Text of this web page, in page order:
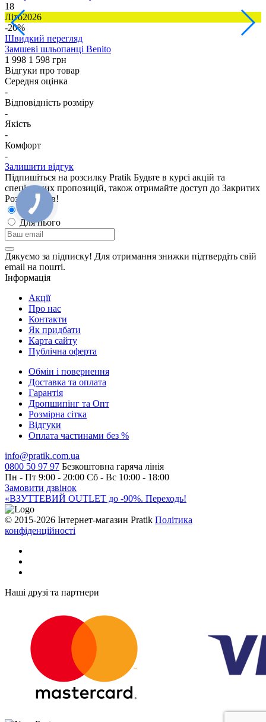
18
Літо2026
-20%
Швидкий перегляд
Замшеві шльопанці Benito
1 998 1 598 грн
Відгуки про товар
Середня оцінка
-
Відповідність розміру
-
Якість
-
Комфорт
-
Залишити відгук
Підпишіться на розсилку Pratik Будьте в курсі акцій та
спеціальних пропозицій, також отримайте доступ до Закритих
Розпродажiв!
Для неї
Для нього
Дякуємо за підписку! Для отримання знижки підтвердіть свій
email на пошті.
Інформація
Акції
Про нас
Контакти
Як придбати
Карта сайту
Публiчна оферта
Обмін і повернення
Доставка та оплата
Гарантiя
Дропшипінг та Опт
Розмірна сітка
Відгуки
Оплата частинами без %
info@pratik.com.ua
0800 50 97 97 Безкоштовна гаряча лінія
Пн - Пт 9:00 - 20:00 Сб - Вс 10:00 - 18:00
Замовити дзвінок
«ВЗУТТЕВИЙ OUTLET до -90%. Переходь!
© 2015-2026 Інтернет-магазин Pratik Політика
конфіденційності
Наші друзі та партнери